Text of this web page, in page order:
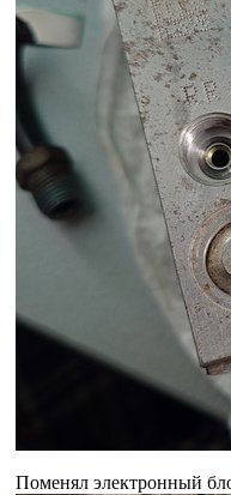
Поменял электронный